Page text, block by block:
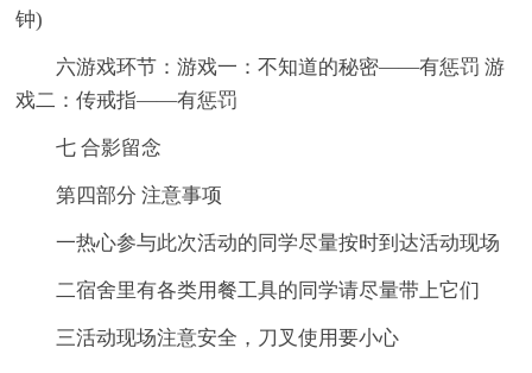
钟)
六游戏环节：游戏一：不知道的秘密——有惩罚 游
戏二：传戒指——有惩罚
七 合影留念
第四部分 注意事项
一热心参与此次活动的同学尽量按时到达活动现场
二宿舍里有各类用餐工具的同学请尽量带上它们
三活动现场注意安全，刀叉使用要小心